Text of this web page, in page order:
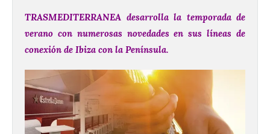
TRASMEDITERRANEA desarrolla la temporada de
verano con numerosas novedades en sus líneas de
conexión de Ibiza con la Península.